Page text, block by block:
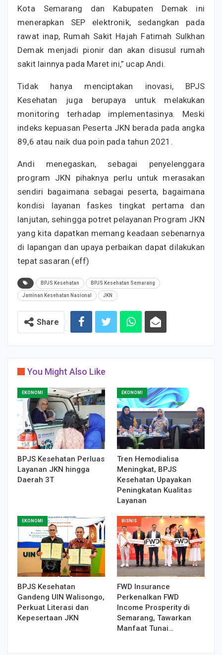
Kota Semarang dan Kabupaten Demak ini
menerapkan SEP elektronik, sedangkan pada
rawat inap, Rumah Sakit Hajah Fatimah Sulkhan
Demak menjadi pionir dan akan disusul rumah
sakit lainnya pada Maret ini,” ucap Andi.
Tidak hanya menciptakan inovasi, BPJS
Kesehatan juga berupaya untuk melakukan
monitoring terhadap implementasinya. Meski
indeks kepuasan Peserta JKN berada pada angka
89,6 atau naik dua poin pada tahun 2021.
Andi menegaskan, sebagai penyelenggara
program JKN pihaknya perlu untuk merasakan
sendiri bagaimana sebagai peserta, bagaimana
kondisi layanan faskes tingkat pertama dan
lanjutan, sehingga potret pelayanan Program JKN
yang kita dapatkan memang keadaan sebenarnya
di lapangan dan upaya perbaikan dapat dilakukan
tepat sasaran.(eff)
BPJS Kesehatan BPJS Kesehatan Semarang
Jaminan Kesehatan Nasional JKN
Share
You Might Also Like
EKONOMI
BPJS Kesehatan Perluas
Layanan JKN hingga
Daerah 3T
EKONOMI
Tren Hemodialisa
Meningkat, BPJS
Kesehatan Upayakan
Peningkatan Kualitas
Layanan
EKONOMI
BPJS Kesehatan
Gandeng UIN Walisongo,
Perkuat Literasi dan
Kepesertaan JKN
BISNIS
FWD Insurance
Perkenalkan FWD
Income Prosperity di
Semarang, Tawarkan
Manfaat Tunai…